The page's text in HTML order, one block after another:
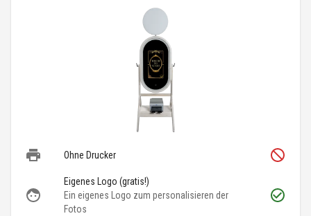
Ohne Drucker
Eigenes Logo (gratis!)
Ein eigenes Logo zum personalisieren der
Fotos